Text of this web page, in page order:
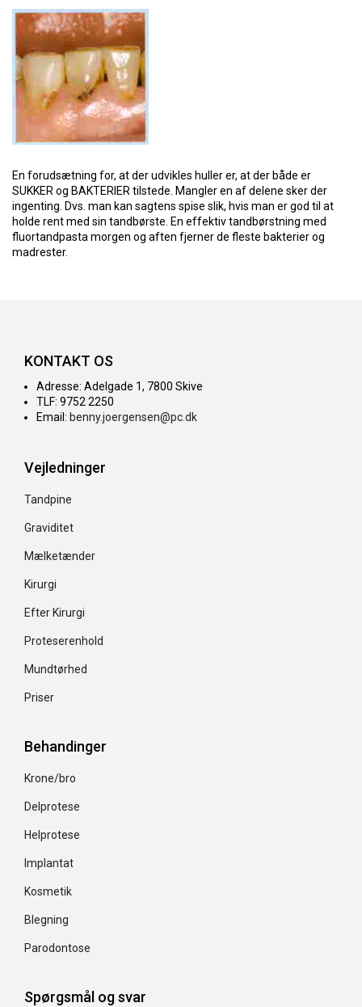
En forudsætning for, at der udvikles huller er, at der både er
SUKKER og BAKTERIER tilstede. Mangler en af delene sker der
ingenting. Dvs. man kan sagtens spise slik, hvis man er god til at
holde rent med sin tandbørste. En effektiv tandbørstning med
fluortandpasta morgen og aften fjerner de fleste bakterier og
madrester.
KONTAKT OS
Adresse: Adelgade 1, 7800 Skive
TLF: 9752 2250
Email: benny.joergensen@pc.dk
Vejledninger
Tandpine
Graviditet
Mælketænder
Kirurgi
Efter Kirurgi
Proteserenhold
Mundtørhed
Priser
Behandinger
Krone/bro
Delprotese
Helprotese
Implantat
Kosmetik
Blegning
Parodontose
Spørgsmål og svar